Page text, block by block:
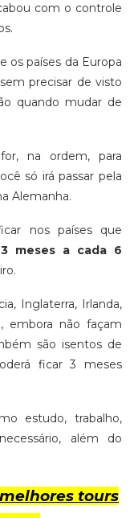
com o controle
os países da Europa
precisar de visto
quando mudar de
na ordem, para
só irá passar pela
Alemanha.
nos países que
meses a cada 6
Inglaterra, Irlanda,
embora não façam
são isentos de
ficar 3 meses
estudo, trabalho,
além do
tours